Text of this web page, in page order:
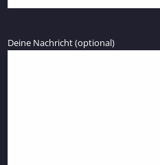
Deine Nachricht (optional)